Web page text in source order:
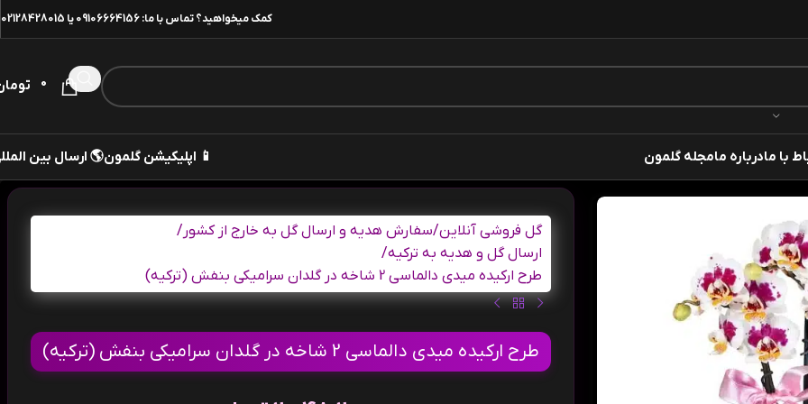
کمک میخواهید؟ تماس با ما:09106664156یا 02128428015
0
با مادرباره مامجله گلمون 📱 اپلیکیشن گلمون🌎 ارسال بین
گل فروشی آنلاین/سفارش هدیه و ارسال گل به خارج از کشور /
ارسال گل و هدیه به ترکیه/
طرح ارکیده میدی دالماسی 2 شاخه در گلدان سرامیکی بنفش (ترکیه)
طرح ارکیده میدی دالماسی 2 شاخه در گلدان سرامیکی بنفش (ترکیه)